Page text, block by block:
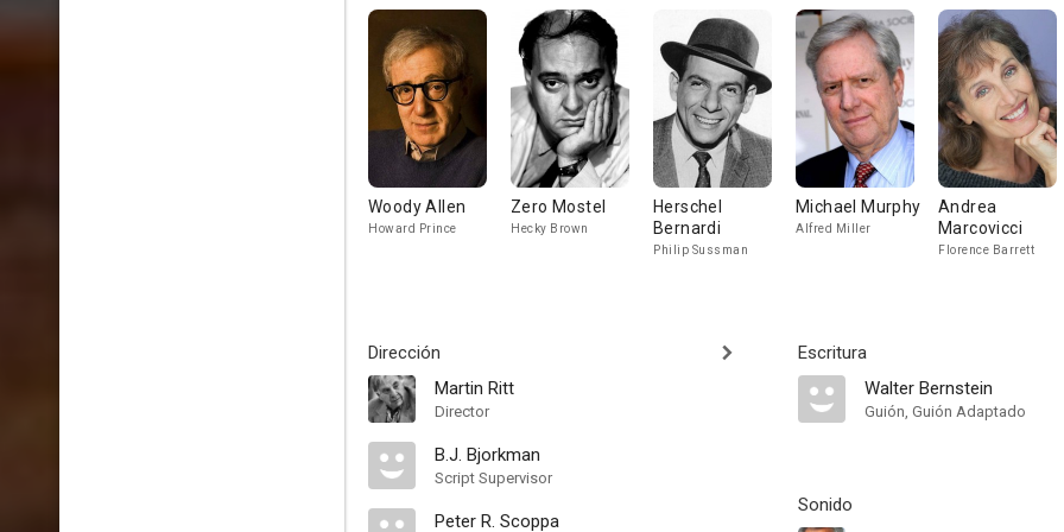
Woody Allen
Howard Prince
Zero Mostel
Hecky Brown
Herschel
Bernardi
Philip Sussman
Michael Murphy
Alfred Miller
Andrea
Marcovicci
Florence Barrett
Dirección
Martin Ritt
Director
B.J. Bjorkman
Script Supervisor
Peter R. Scoppa
Escritura
Walter Bernstein
Guión, Guión Adaptado
Sonido